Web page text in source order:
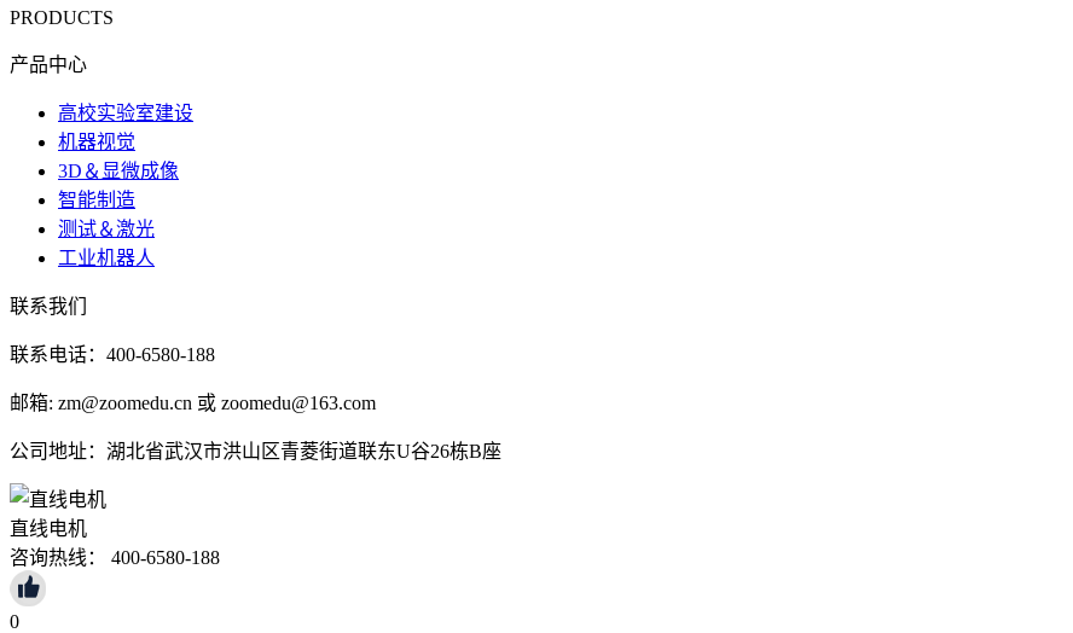
PRODUCTS
产品中心
高校实验室建设
机器视觉
3D＆显微成像
智能制造
测试＆激光
工业机器人
联系我们
联系电话：400-6580-188
邮箱: zm@zoomedu.cn 或 zoomedu@163.com
公司地址：湖北省武汉市洪山区青菱街道联东U谷26栋B座
直线电机
咨询热线： 400-6580-188
0